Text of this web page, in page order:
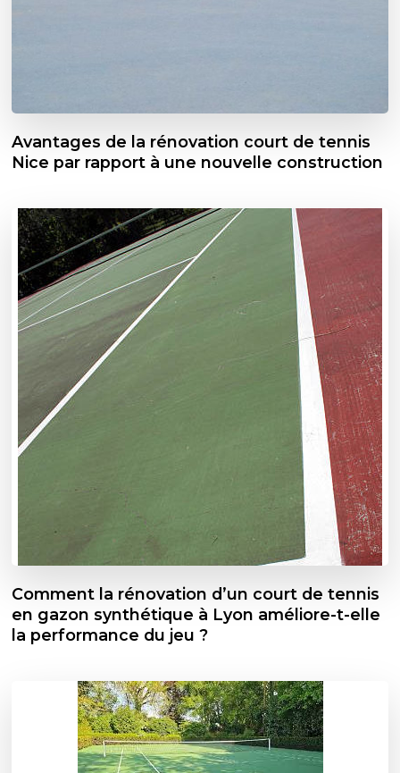
Avantages de la rénovation court de tennis
Nice par rapport à une nouvelle construction
Comment la rénovation d’un court de tennis
en gazon synthétique à Lyon améliore-t-elle
la performance du jeu ?